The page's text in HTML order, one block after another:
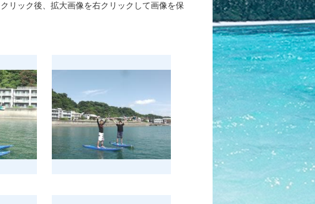
リック後、拡大画像を右クリックして画像を保